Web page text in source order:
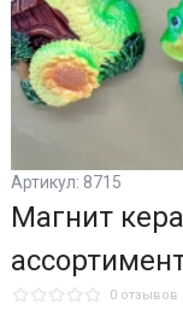
Артикул: 8715
Магнит
0 отзывов